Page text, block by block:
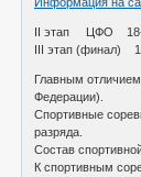
II этап ЦФО 18-
III этап (финал)
Главным
Федерации).
Спортивные
разряда.
Состав
К спортивным